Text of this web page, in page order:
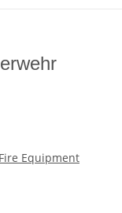
Equipment